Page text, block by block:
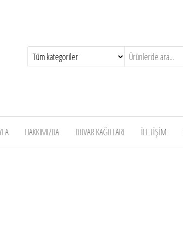
HAKKIMIZDA DUVAR KAĞITLARI İLETİŞİM